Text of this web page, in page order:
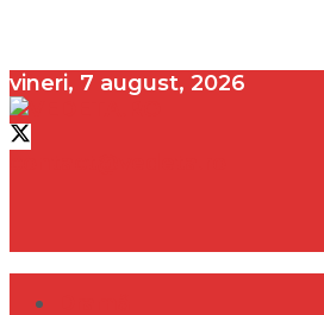
vineri, 7 august, 2026